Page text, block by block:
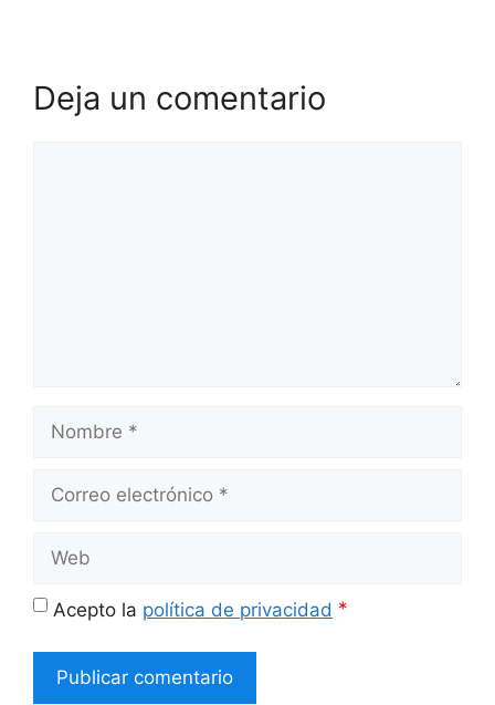
Deja un comentario
Nombre
Correo
Web
Acepto la política de privacidad *